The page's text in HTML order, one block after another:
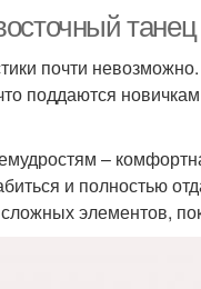
почти
поддаются
–
и полностью
элементов,